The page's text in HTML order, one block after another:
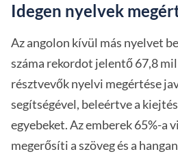
Idegen nyelvek
Az angolon kívül más nyelvet
száma rekordot jelentő 67,8
résztvevők nyelvi megértése
segítségével, beleértve a
egyebeket. Az emberek 65%-a
megerősíti a szöveg és a